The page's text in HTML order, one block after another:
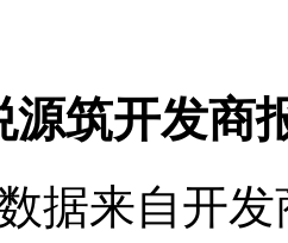
源筑开发商
据来自开